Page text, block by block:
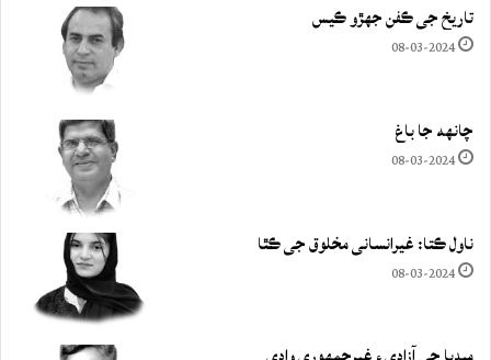
تاريخ جي ڪفن جھڙو ڪيس
08-03-2024
چانهه جا باغ
08-03-2024
ناول ڪتا: غيرانساني مخلوق جي ڪٿا
08-03-2024